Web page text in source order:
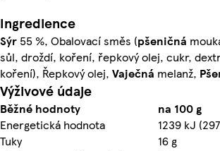
Ingredience
Sýr 55 %, Obalovací směs (pšeničná
sůl, droždí, koření, řepkový olej, cukr,
koření), Řepkový olej, Vaječná melanž,
Výživové údaje
Běžné hodnoty
na 100 g
Energetická hodnota
1239 kJ
Tuky
16 g